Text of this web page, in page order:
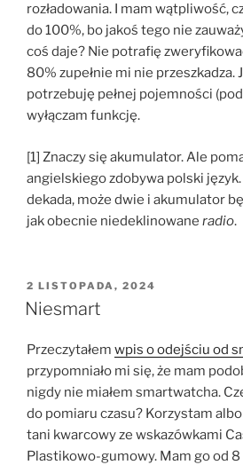
rozładowania. I mam wątpliwość,
do 100%, bo jakoś tego nie
coś daje? Nie potrafię
80% zupełnie mi nie przeszkadza.
potrzebuję pełnej pojemności
wyłączam funkcję.
[1] Znaczy się akumulator. Ale
angielskiego zdobywa polski
dekada, może dwie i akumulator
jak obecnie niedeklinowane radio.
OPUBLIKOWANE
W
2 LISTOPADA, 2024
Niesmart
Przeczytałem wpis o odejściu od
przypomniało mi się, że mam
nigdy nie miałem smartwatcha.
do pomiaru czasu? Korzystam
tani kwarcowy ze wskazówkami
Plastikowo-gumowy. Mam go od